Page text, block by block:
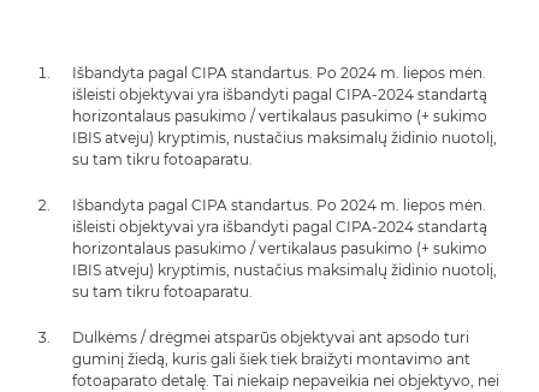
Išbandyta pagal CIPA standartus. Po 2024 m. liepos mėn.
išleisti objektyvai yra išbandyti pagal CIPA-2024 standartą
horizontalaus pasukimo / vertikalaus pasukimo (+ sukimo
IBIS atveju) kryptimis, nustačius maksimalų židinio nuotolį,
su tam tikru fotoaparatu.
Išbandyta pagal CIPA standartus. Po 2024 m. liepos mėn.
išleisti objektyvai yra išbandyti pagal CIPA-2024 standartą
horizontalaus pasukimo / vertikalaus pasukimo (+ sukimo
IBIS atveju) kryptimis, nustačius maksimalų židinio nuotolį,
su tam tikru fotoaparatu.
Dulkėms / drėgmei atsparūs objektyvai ant apsodo turi
guminį žiedą, kuris gali šiek tiek braižyti montavimo ant
fotoaparato detalę. Tai niekaip nepaveikia nei objektyvo, nei